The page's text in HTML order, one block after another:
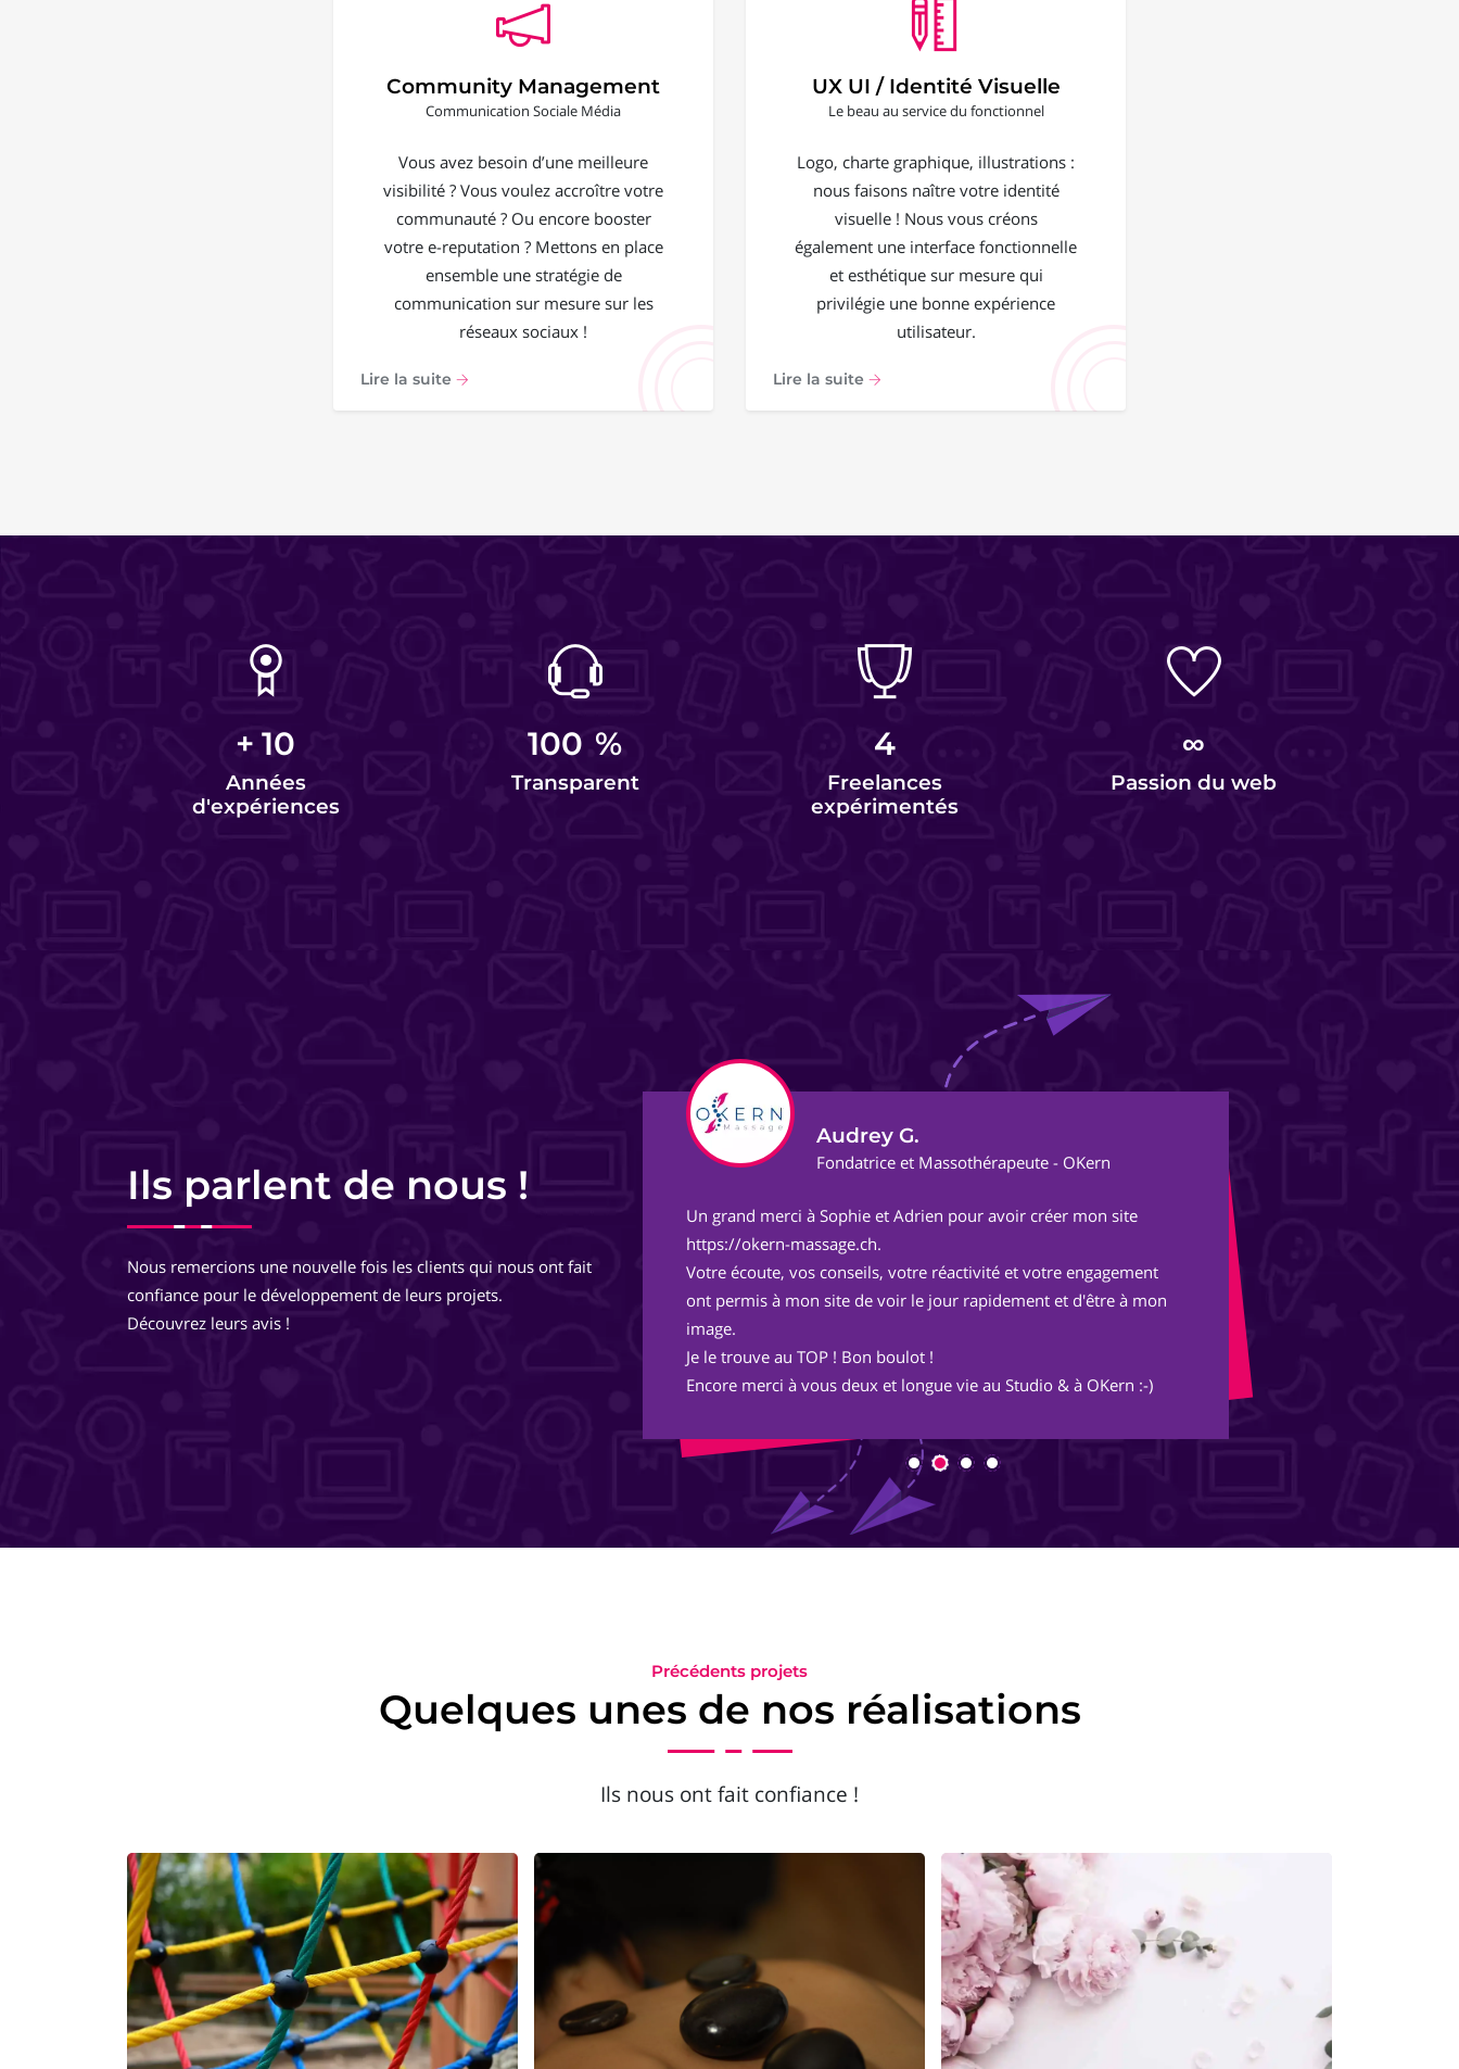
Community Management
Communication Sociale Média
Vous avez besoin d’une meilleure
visibilité ? Vous voulez accroître votre
communauté ? Ou encore booster
votre e-reputation ? Mettons en place
ensemble une stratégie de
communication sur mesure sur les
réseaux sociaux !
Lire la suite
UX UI / Identité Visuelle
Le beau au service du fonctionnel
Logo, charte graphique, illustrations :
nous faisons naître votre identité
visuelle ! Nous vous créons
également une interface fonctionnelle
et esthétique sur mesure qui
privilégie une bonne expérience
utilisateur.
Lire la suite
+ 10
Années
d'expériences
100 %
Transparent
4
Freelances
expérimentés
∞
Passion du web
Ils parlent de nous !
Nous remercions une nouvelle fois les clients qui nous ont fait
confiance pour le développement de leurs projets.
Découvrez leurs avis !
Equipe très pro, très réactive. De très bons conseils, des
travailler avec eux ! Ils pensent à tout ! Je recommande totalement,
même les yeux fermés !
Audrey G.
Fondatrice et Massothérapeute - OKern
Un grand merci à Sophie et Adrien pour avoir créer mon site
https://okern-massage.ch.
Votre écoute, vos conseils, votre réactivité et votre engagement
ont permis à mon site de voir le jour rapidement et d'être à mon
image.
Je le trouve au TOP ! Bon boulot !
Encore merci à vous deux et longue vie au Studio & à OKern :-)
Précédents projets
Quelques unes de nos réalisations
Ils nous ont fait confiance !